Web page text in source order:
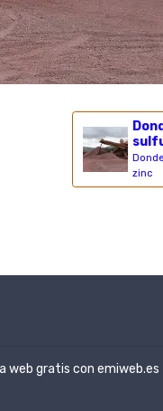
zinc
web gratis con emiweb.es